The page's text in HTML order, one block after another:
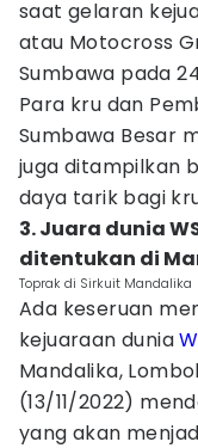
saat gelaran
atau Motocross
Sumbawa pada
Para kru dan
Sumbawa Besar
juga ditampilkan
daya tarik bagi
3. Juara dunia
ditentukan di
Toprak di Sirkuit Mandalika
Ada keseruan
kejuaraan dunia
Mandalika,
(13/11/2022)
yang akan